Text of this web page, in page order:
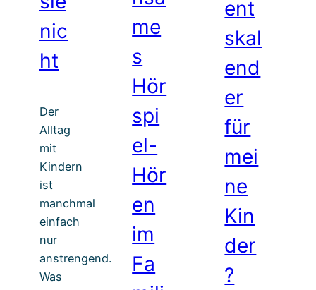
nic
ht
Der
Alltag
mit
Kindern
ist
manchmal
einfach
nur
anstrengend.
Was
me
s
Hör
spi
el-
Hör
en
im
Fa
ent
skal
end
er
für
mei
ne
Kin
der
?